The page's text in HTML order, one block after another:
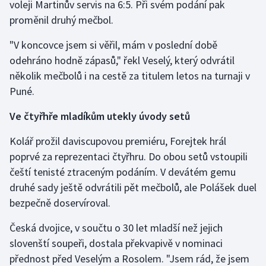
voleji Martinův servis na 6:5. Při svém podání pak
proměnil druhý mečbol.
"V koncovce jsem si věřil, mám v poslední době
odehráno hodně zápasů," řekl Veselý, který odvrátil
několik mečbolů i na cestě za titulem letos na turnaji v
Puné.
Ve čtyřhře mladíkům utekly úvody setů
Kolář prožil daviscupovou premiéru, Forejtek hrál
poprvé za reprezentaci čtyřhru. Do obou setů vstoupili
čeští tenisté ztraceným podáním. V devátém gemu
druhé sady ještě odvrátili pět mečbolů, ale Polášek duel
bezpečně doservíroval.
Česká dvojice, v součtu o 30 let mladší než jejich
slovenští soupeři, dostala překvapivě v nominaci
přednost před Veselým a Rosolem. "Jsem rád, že jsem